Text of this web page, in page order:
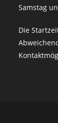
Samstag
Die